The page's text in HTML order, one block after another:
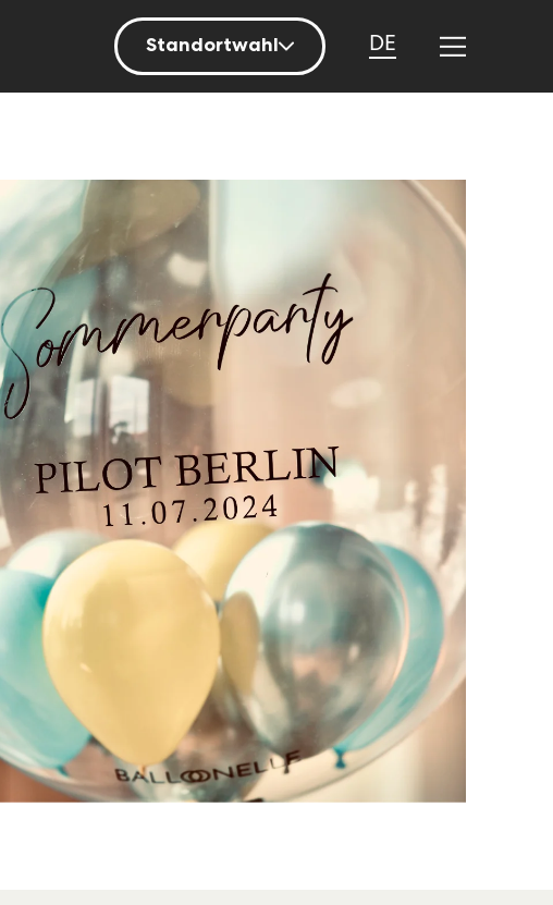
Standortwahl
Berlin
Mainz
München
Nürnberg
Stuttgart
Zürich
DE